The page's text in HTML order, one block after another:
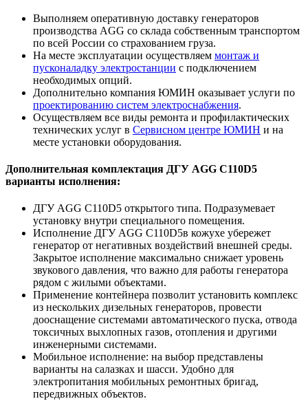
Выполняем оперативную доставку генераторов
производства AGG со склада собственным транспортом
по всей России со страхованием груза.
На месте эксплуатации осуществляем монтаж и
пусконаладку электростанции с подключением
необходимых опций.
Дополнительно компания ЮМИН оказывает услуги по
проектированию систем электроснабжения.
Осуществляем все виды ремонта и профилактических
технических услуг в Сервисном центре ЮМИН и на
месте установки оборудования.
Дополнительная комплектация ДГУ AGG C110D5
варианты исполнения:
ДГУ AGG C110D5 открытого типа. Подразумевает
установку внутри специального помещения.
Исполнение ДГУ AGG C110D5в кожухе убережет
генератор от негативных воздействий внешней среды.
Закрытое исполнение максимально снижает уровень
звукового давления, что важно для работы генератора
рядом с жилыми объектами.
Применение контейнера позволит установить комплекс
из нескольких дизельных генераторов, провести
дооснащение системами автоматического пуска, отвода
токсичных выхлопных газов, отопления и другими
инженерными системами.
Мобильное исполнение: на выбор представлены
варианты на салазках и шасси. Удобно для
электропитания мобильных ремонтных бригад,
передвижных объектов.